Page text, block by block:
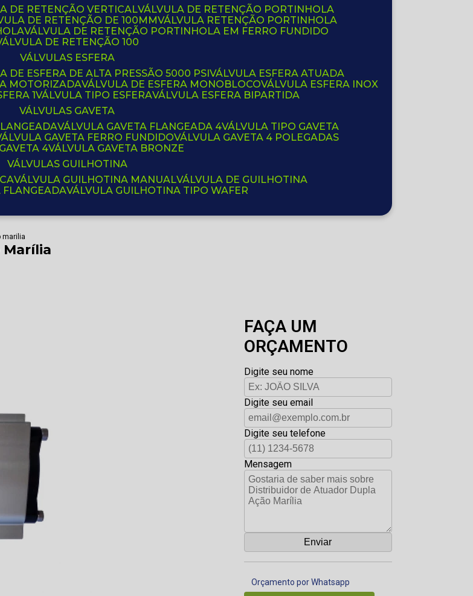
DE RETENÇÃO VERTICAL VÁLVULA DE RETENÇÃO PORTINHOLA
DE RETENÇÃO DE 100MM
VÁLVULA RETENÇÃO PORTINHOLA
VÁLVULA DE RETENÇÃO PORTINHOLA EM FERRO FUNDIDO
VÁLVULA DE RETENÇÃO 100
VÁLVULAS ESFERA
DE ESFERA DE ALTA PRESSÃO 5000 PSI VÁLVULA ESFERA ATUADA
MOTORIZADA VÁLVULA DE ESFERA MONOBLOCO VÁLVULA ESFERA INOX
1 VÁLVULA TIPO ESFERA VÁLVULA ESFERA BIPARTIDA
VÁLVULAS GAVETA
VÁLVULA GAVETA FLANGEADA 4 VÁLVULA TIPO GAVETA
VÁLVULA GAVETA FERRO FUNDIDO VÁLVULA GAVETA 4 POLEGADAS
4 VÁLVULA GAVETA BRONZE
VÁLVULAS GUILHOTINA
VÁLVULA GUILHOTINA MANUAL VÁLVULA DE GUILHOTINA
FLANGEADA VÁLVULA GUILHOTINA TIPO WAFER
marilia
FAÇA UM
ORÇAMENTO
Digite seu nome
Digite seu email
Digite seu telefone
Mensagem
Orçamento por Whatsapp